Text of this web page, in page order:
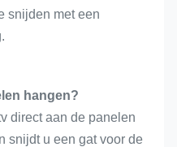
snijden met een
hangen?
direct aan de panelen
snijdt u een gat voor de